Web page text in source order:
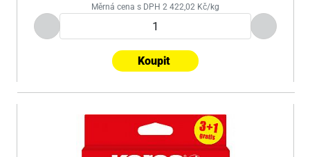
Měrná cena s DPH 2 422,02 Kč/kg
Koupit